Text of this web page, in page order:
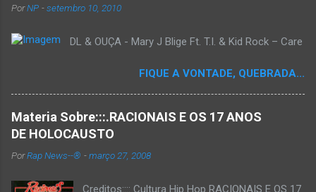
PorNP -setembro 10, 2010
DL & OUÇA - Mary J Blige Ft. T.I. & Kid Rock – Care
FIQUE A VONTADE, QUEBRADA...
Materia Sobre:::.RACIONAIS E OS 17 ANOS
DE HOLOCAUSTO
PorRap News--® -março 27, 2008
Creditos:::: Cultura Hip Hop RACIONAIS E OS 17